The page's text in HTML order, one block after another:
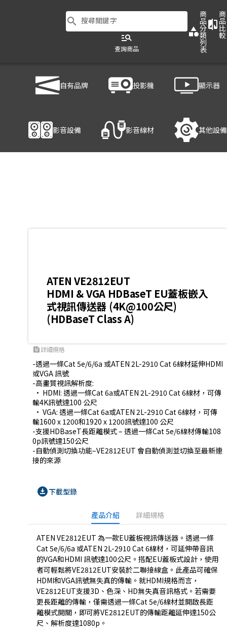
search 搜尋關鍵字
manage_search
查詢商品
category
商
品
分
類
列
表
compare
商
品
比
較
自有品牌 投影機 顯示器
影音設備 影音線材 其他設備
產品細節
ATEN VE2812EUT
HDMI & VGA HDBaseT EU蓋板嵌入
式視訊傳送器 (4K@100公尺)
(HDBaseT Class A)
feed詳細規格
-透過一條Cat 5e/6/6a 或ATEN 2L-2910 Cat 6線材延伸HDMI
或VGA 訊號
-高畫質視訊解析度:
輸4K訊號達100 公尺
輸1600 x 1200和1920 x 1200訊號達100 公尺
-支援HDBaseT長距離模式 – 透過一條Cat 5e/6線材傳輸108
0p訊號達150公尺
-自動偵測切換功能–VE2812EUT 會自動偵測並切換至最新連
接的來源
download_for_offline下載型錄
產品介紹 詳細規格
ATEN VE2812EUT 為一款EU蓋板視訊傳送器。透過一條
Cat 5e/6/6a 或ATEN 2L-2910 Cat 6線材，可延伸帶音訊
的VGA和HDMI 訊號達100公尺。搭配EU蓋板式設計，使用
者可輕鬆將VE2812EUT安裝於二聯接線盒。此產品可確保
HDMI和VGA訊號無失真的傳輸。就HDMI規格而言，
VE2812EUT支援3D、色深、HD無失真音訊格式。若需要
更長距離的傳輸，僅需透過一條Cat 5e/6線材並開啟長距
離模式開關，即可將VE2812EUT的傳輸距離延伸達150公
尺、解析度達1080p。